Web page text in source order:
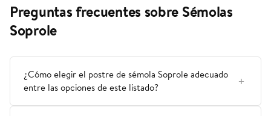
Preguntas frecuentes sobre Sémolas
Soprole
¿Cómo elegir el postre de sémola Soprole adecuado
entre las opciones de este listado?